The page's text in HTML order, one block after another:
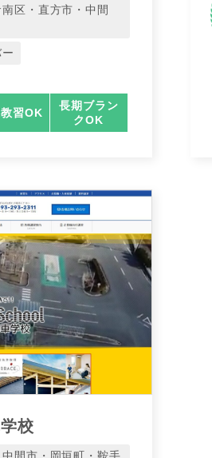
区・直方市・中間
習OK
長期ブラン
クOK
校